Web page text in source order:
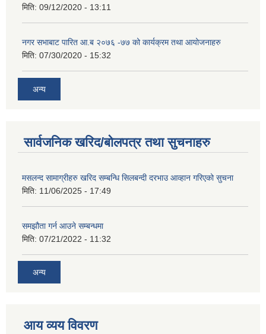
मिति: 09/12/2020 - 13:11
नगर सभाबाट पारित आ.ब २०७६ -७७ को कार्यक्रम तथा आयोजनाहरु
मिति: 07/30/2020 - 15:32
अन्य
सार्वजनिक खरिद/बोलपत्र तथा सुचनाहरु
मसलन्द सामाग्रीहरु खरिद सम्बन्धि सिलबन्दी दरभाउ आव्हान गरिएको सुचना
मिति: 11/06/2025 - 17:49
समझौता गर्न आउने सम्बन्धमा
मिति: 07/21/2022 - 11:32
अन्य
आय व्यय विवरण